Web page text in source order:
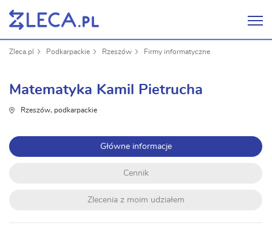
Zleca.pl Podkarpackie Rzeszów Firmy informatyczne
Matematyka Kamil Pietrucha
Rzeszów, podkarpackie
Główne informacje
Cennik
Zlecenia z moim udziałem